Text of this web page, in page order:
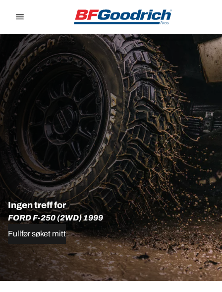
Ingen treff for
FORD F-250 (2WD) 1999
Fullfør søket mitt